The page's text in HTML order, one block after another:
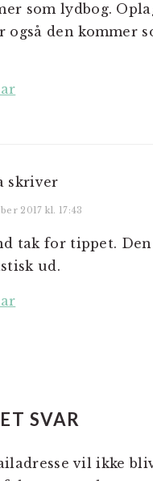
som lydbog.
også den kommer
skriver
2017 kl. 17:43
tak for tippet.
ud.
SVAR
vil ikke